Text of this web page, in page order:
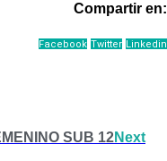
Compartir en:
Facebook Twitter Linkedin
SUB 12Next